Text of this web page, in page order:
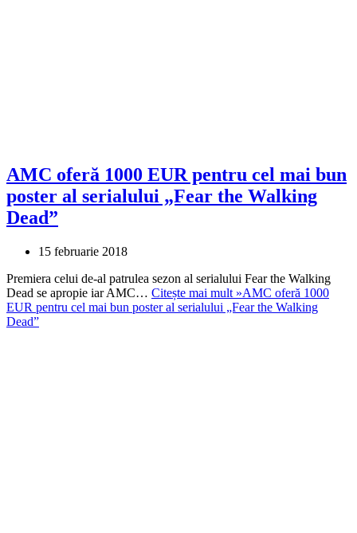
AMC oferă 1000 EUR pentru cel mai bun
poster al serialului „Fear the Walking
Dead”
15 februarie 2018
Premiera celui de-al patrulea sezon al serialului Fear the Walking
Dead se apropie iar AMC… Citește mai mult »AMC oferă 1000
EUR pentru cel mai bun poster al serialului „Fear the Walking
Dead”